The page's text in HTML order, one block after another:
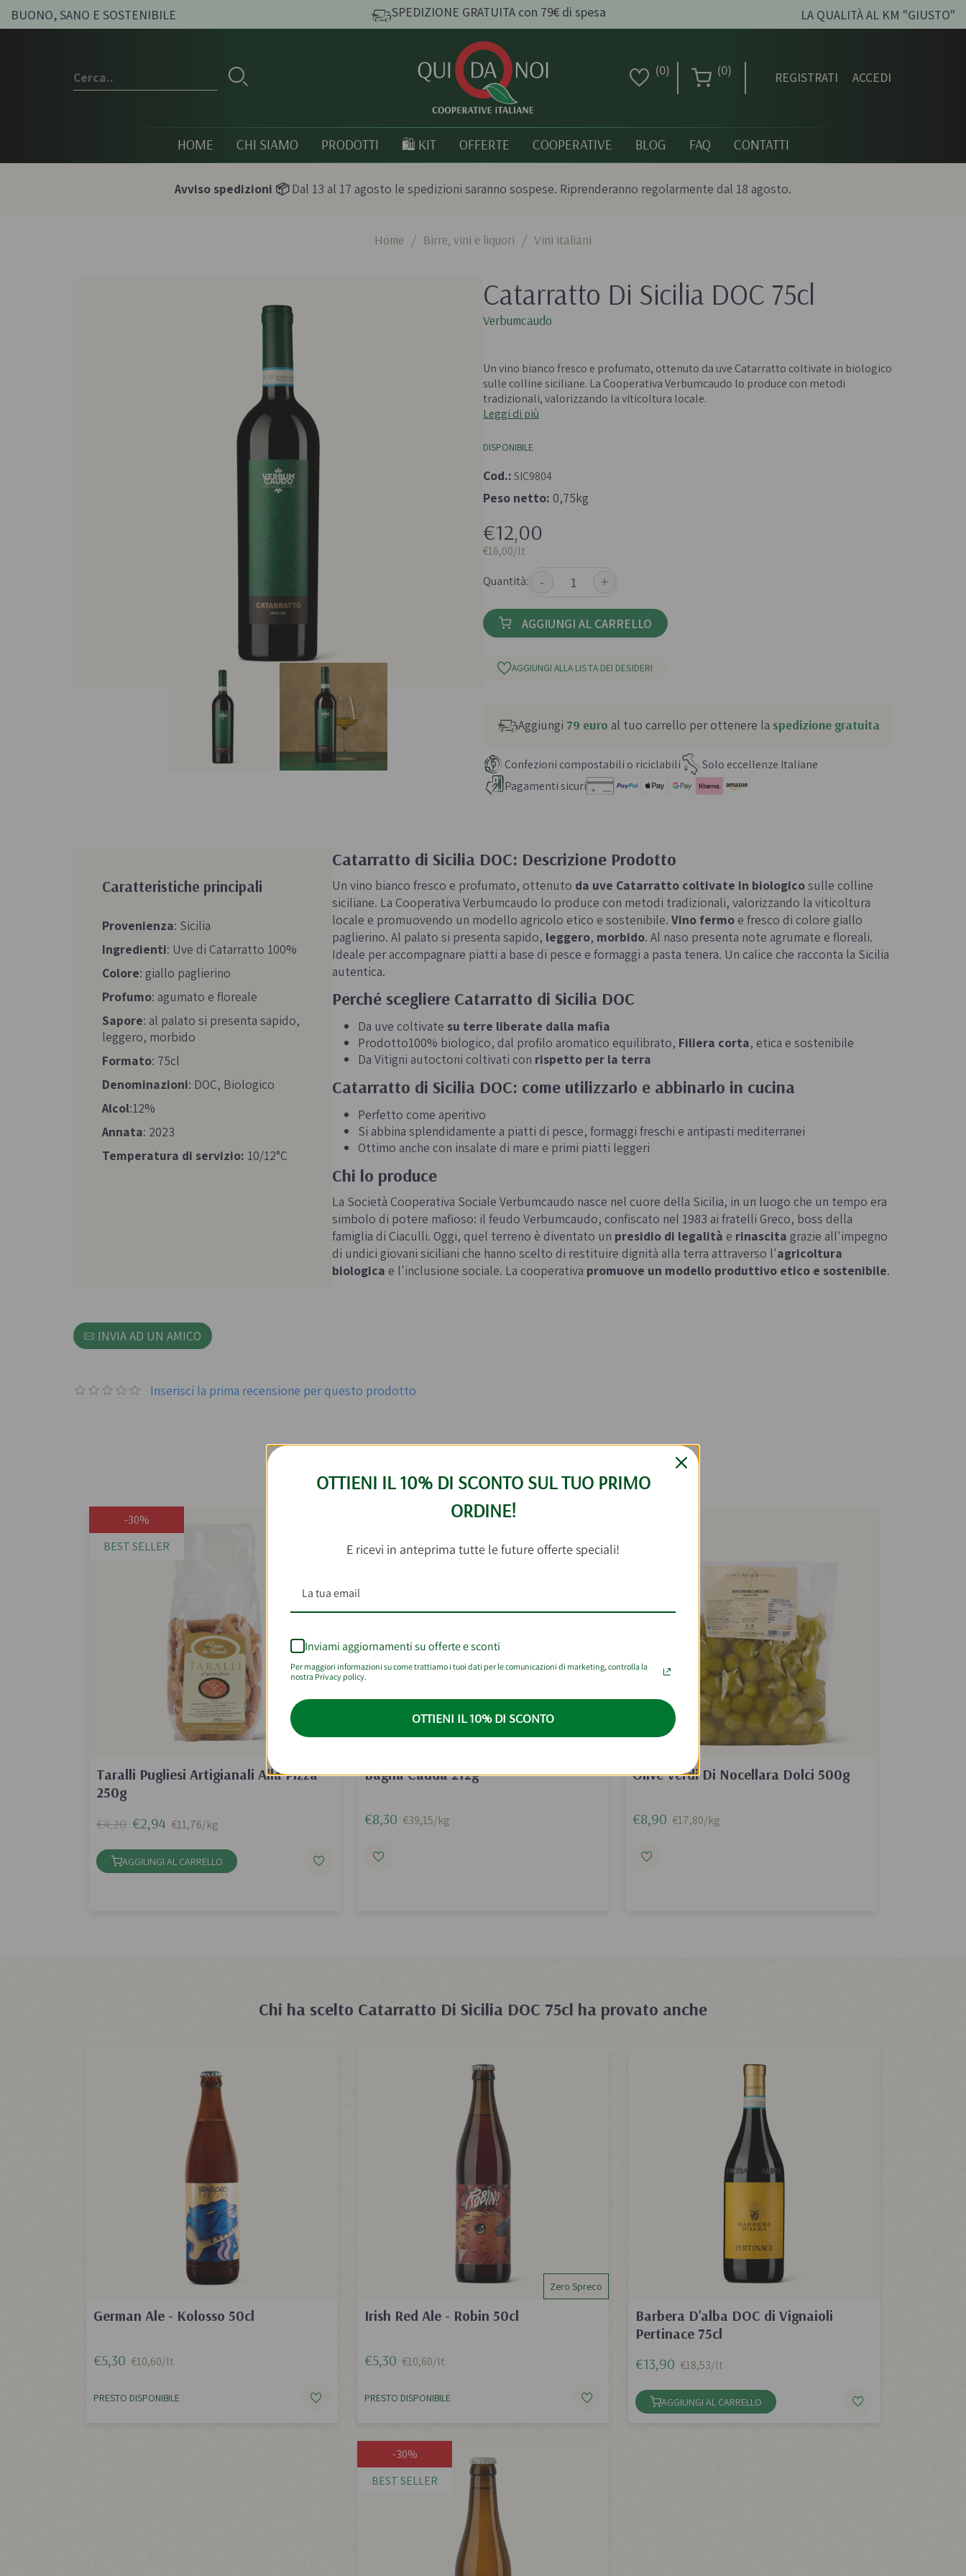
BUONO, SANO E SOSTENIBILE SPEDIZIONE GRATUITA con 79€ di spesa LA QUALITÀ AL KM "GIUSTO"
(0) (0) REGISTRATI ACCEDI
HOME CHI SIAMO PRODOTTI
Pesti e paté bio
Sughi biologici e passate
Olio e aceto biologici
Spezie biologiche e aromi
Pasta artigianale
Taralli e grissini artigianali
Prodotti italiani biologici
e miele
Creme spalmabili
Gluten free
Bevande e succhi di
Té e tisane biologiche
Succhi bio e bevande
Frutta secca e legumi
🛍️ KIT OFFERTE COOPERATIVE BLOG FAQ CONTATTI
Avviso spedizioni 📦Dal 13 al 17 agosto le spedizioni saranno sospese. Riprenderanno regolarmente dal 18 agosto.
Home / Birre, vini e liquori / Vini italiani
Catarratto Di Sicilia DOC 75cl
Verbumcaudo
Un vino bianco fresco e profumato, ottenuto da uve Catarratto coltivate in biologico
sulle colline siciliane. La Cooperativa Verbumcaudo lo produce con metodi
tradizionali, valorizzando la viticoltura locale.
Leggi di più
DISPONIBILE
Cod.:SIC9804
Peso netto: 0,75kg
€12,00
€16,00/lt
Quantità:
- +
AGGIUNGI AL CARRELLO
AGGIUNGI ALLA LISTA DEI DESIDERI
Aggiungi 79 euro al tuo carrello per ottenere la spedizione gratuita
Confezioni compostabili o riciclabili
Solo eccellenze Italiane
Pagamenti sicuri
Catarratto di Sicilia DOC: Descrizione Prodotto
Un vino bianco fresco e profumato, ottenuto da uve Catarratto coltivate in biologicosulle colline
siciliane. La Cooperativa Verbumcaudo lo produce con metodi tradizionali, valorizzando la viticoltura
locale e promuovendo un modello agricolo etico e sostenibile. Vino fermoe fresco di colore giallo
paglierino. Al palato si presenta sapido, leggero, morbido. Al naso presenta note agrumate e floreali.
Ideale per accompagnare piatti a base di pesce e formaggi a pasta tenera. Un calice che racconta la Sicilia
autentica.
Perché scegliere Catarratto di Sicilia DOC
Da uve coltivate su terre liberate dalla mafia
Prodotto100% biologico, dal profilo aromatico equilibrato, Filiera corta, etica e sostenibile
Da Vitigni autoctoni coltivati con rispetto per la terra
Catarratto di Sicilia DOC: come utilizzarlo e abbinarlo in cucina
Perfetto come aperitivo
Si abbina splendidamente a piatti di pesce, formaggi freschi e antipasti mediterranei
Ottimo anche con insalate di mare e primi piatti leggeri
Chi lo produce
La Società Cooperativa Sociale Verbumcaudo nasce nel cuore della Sicilia, in un luogo che un tempo era
simbolo di potere mafioso: il feudo Verbumcaudo, confiscato nel 1983 ai fratelli Greco, boss della
famiglia di Ciaculli. Oggi, quel terreno è diventato un presidio di legalità e rinascita grazie all'impegno
di undici giovani siciliani che hanno scelto di restituire dignità alla terra attraverso l'agricoltura
biologica e l'inclusione sociale. La cooperativa promuove un modello produttivo etico e sostenibile.
Caratteristiche principali
Provenienza: Sicilia
Ingredienti: Uve di Catarratto 100%
Colore: giallo paglierino
Profumo: agumato e floreale
Sapore: al palato si presenta sapido,
leggero, morbido
Formato: 75cl
Denominazioni: DOC, Biologico
Alcol:12%
Annata: 2023
Temperatura di servizio: 10/12°C
INVIA AD UN AMICO
Inserisci la prima recensione per questo prodotto
Taralli Pugliesi Artigianali Alla Pizza
250g
-30%
BEST SELLER
€4,20 €2,94 €11,76/kg
AGGIUNGI AL CARRELLO
Bagna Cauda 212g
€8,30 €39,15/kg
Olive Verdi Di Nocellara Dolci 500g
€8,90 €17,80/kg
Chi ha scelto Catarratto Di Sicilia DOC 75cl ha provato anche
German Ale - Kolosso 50cl
€5,30 €10,60/lt
PRESTO DISPONIBILE
Zero Spreco
Irish Red Ale - Robin 50cl
€5,30 €10,60/lt
PRESTO DISPONIBILE
Barbera D'alba DOC di Vignaioli
Pertinace 75cl
€13,90 €18,53/lt
AGGIUNGI AL CARRELLO
-30%
BEST SELLER
OTTIENI IL 10% DI SCONTO SUL TUO PRIMO
ORDINE!
E ricevi in anteprima tutte le future offerte speciali!
Inviami aggiornamenti su offerte e sconti
Per maggiori informazioni su come trattiamo i tuoi dati per le comunicazioni di marketing, controlla la
nostra Privacy policy.
OTTIENI IL 10% DI SCONTO